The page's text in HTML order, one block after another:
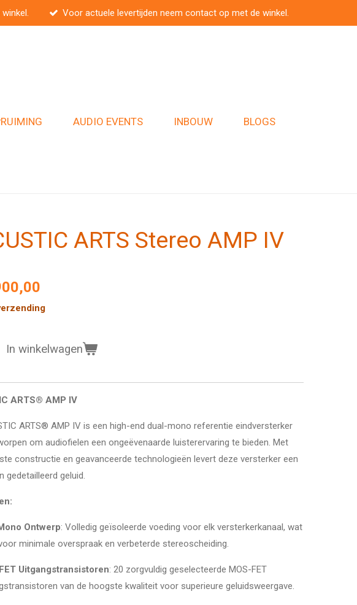
Voor actuele levertijden neem contact op met de winkel.
AUDIO EVENTS INBOUW BLOGS
ARTS Stereo AMP IV
In winkelwagen
ARTS® AMP IV
ARTS® AMP IV is een high-end dual-mono referentie eindversterker
om audiofielen een ongeëvenaarde luisterervaring te bieden. Met
constructie en geavanceerde technologieën levert deze versterker een
gedetailleerd geluid.
Ontwerp: Volledig geïsoleerde voeding voor elk versterkerkanaal, wat
minimale overspraak en verbeterde stereoscheiding.
Uitgangstransistoren: 20 zorgvuldig geselecteerde MOS-FET
van de hoogste kwaliteit voor superieure geluidsweergave.